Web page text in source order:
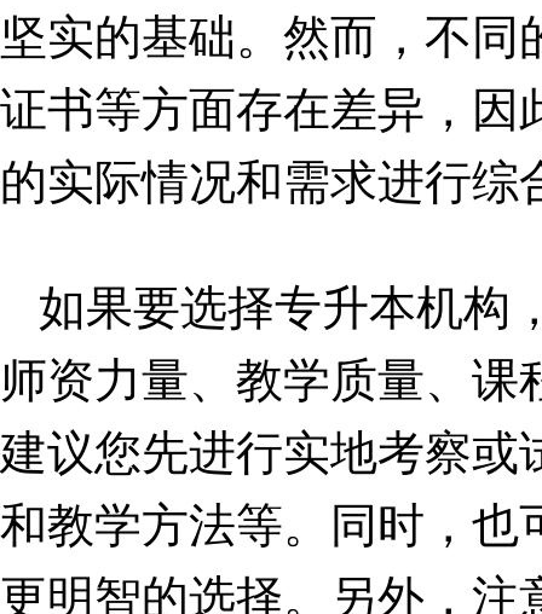
坚实的基础。然而，不
证书等方面存在差异，因
的实际情况和需求进行综
如果要选择专升本机构
师资力量、教学质量、
建议您先进行实地考察或
和教学方法等。同时，也
更明智的选择。另外，注